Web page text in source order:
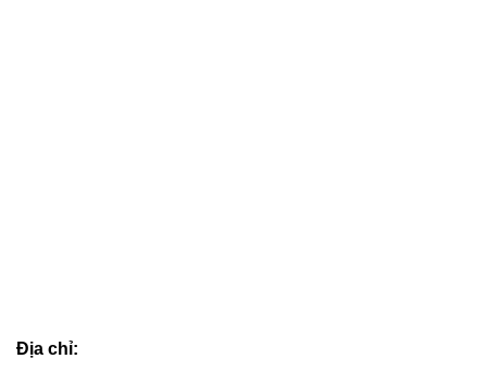
Địa chỉ: